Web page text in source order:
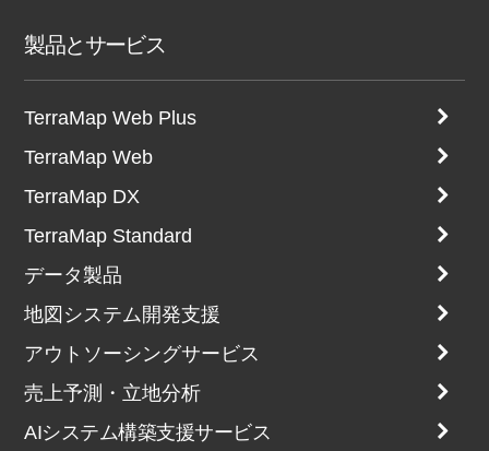
製品とサービス
TerraMap Web Plus
TerraMap Web
TerraMap DX
TerraMap Standard
データ製品
地図システム開発支援
アウトソーシングサービス
売上予測・立地分析
AIシステム構築支援サービス